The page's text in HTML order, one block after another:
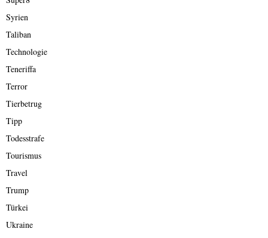
Syrien
Taliban
Technologie
Teneriffa
Terror
Tierbetrug
Tipp
Todesstrafe
Tourismus
Travel
Trump
Türkei
Ukraine